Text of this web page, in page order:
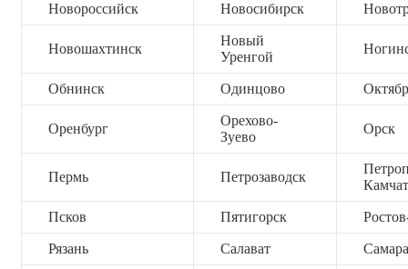
Новороссийск Новосибирск
Новошахтинск
Новый
Уренгой
Обнинск Одинцово
Оренбург
Орехово-
Зуево
Орск
Пермь Петрозаводск
Псков Пятигорск
Рязань Салават Самара